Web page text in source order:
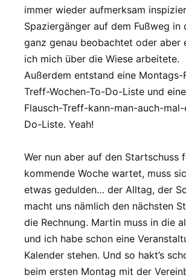
immer wieder aufmerksam
Spaziergänger auf dem Fußweg in
ganz genau beobachtet oder aber
ich mich über die Wiese arbeitete.
Außerdem entstand eine Montags-
Treff-Wochen-To-Do-Liste und
Flausch-Treff-kann-man-auch-
Do-Liste. Yeah!
Wer nun aber auf den Startschuss
kommende Woche wartet, muss
etwas gedulden… der Alltag, der
macht uns nämlich den nächsten
die Rechnung. Martin muss in die
und ich habe schon eine
Kalender stehen. Und so hakt’s
beim ersten Montag mit der